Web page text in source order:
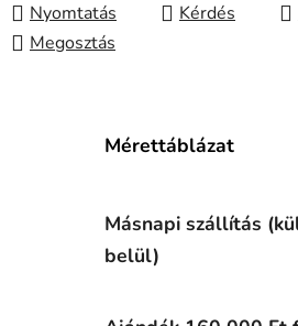
Nyomtatás Kérdés
Megosztás
Mérettáblázat
Másnapi szállítás
belül)